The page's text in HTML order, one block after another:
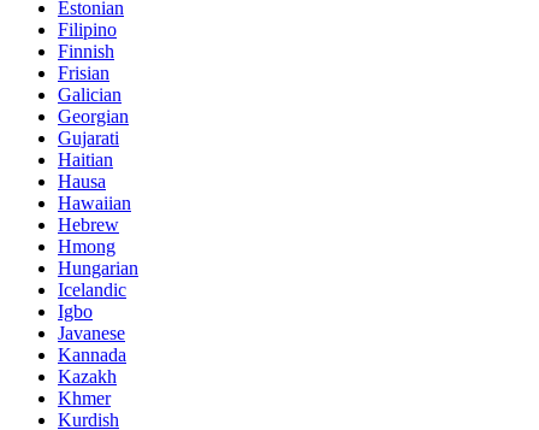
Estonian
Filipino
Finnish
Frisian
Galician
Georgian
Gujarati
Haitian
Hausa
Hawaiian
Hebrew
Hmong
Hungarian
Icelandic
Igbo
Javanese
Kannada
Kazakh
Khmer
Kurdish